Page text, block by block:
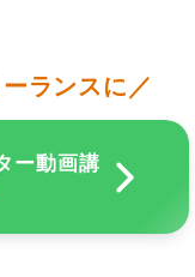
ランスに／
ー動画講